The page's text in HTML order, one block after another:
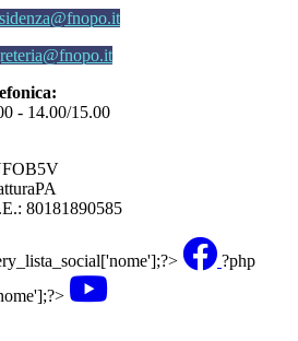
- 14.00/15.00
80181890585
?php